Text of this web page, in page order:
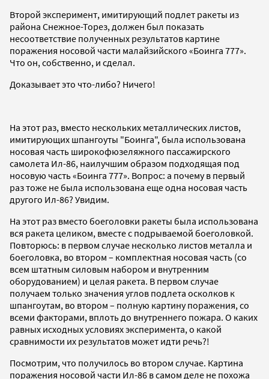
Второй эксперимент, имитирующий подлет ракеты из
района Снежное-Торез, должен был показать
несоответствие полученных результатов картине
поражения носовой части малайзийского «Боинга 777».
Что он, собственно, и сделал.
Доказывает это что-либо? Ничего!
На этот раз, вместо нескольких металлических листов,
имитирующих шпангоуты "Боинга", была использована
носовая часть широкофюзеляжного пассажирского
самолета Ил-86, наилучшим образом подходящая под
носовую часть «Боинга 777». Вопрос: а почему в первый
раз тоже не была использована еще одна носовая часть
другого Ил-86? Увидим.
На этот раз вместо боеголовки ракеты была использована
вся ракета целиком, вместе с подрываемой боеголовкой.
Повторюсь: в первом случае несколько листов металла и
боеголовка, во втором – комплектная носовая часть (со
всем штатным силовым набором и внутренним
оборудованием) и целая ракета. В первом случае
получаем только значения углов подлета осколков к
шпангоутам, во втором – полную картину поражения, со
всеми факторами, вплоть до внутреннего пожара. О каких
равных исходных условиях эксперимента, о какой
сравнимости их результатов может идти речь?!
Посмотрим, что получилось во втором случае. Картина
поражения носовой части Ил-86 в самом деле не похожа